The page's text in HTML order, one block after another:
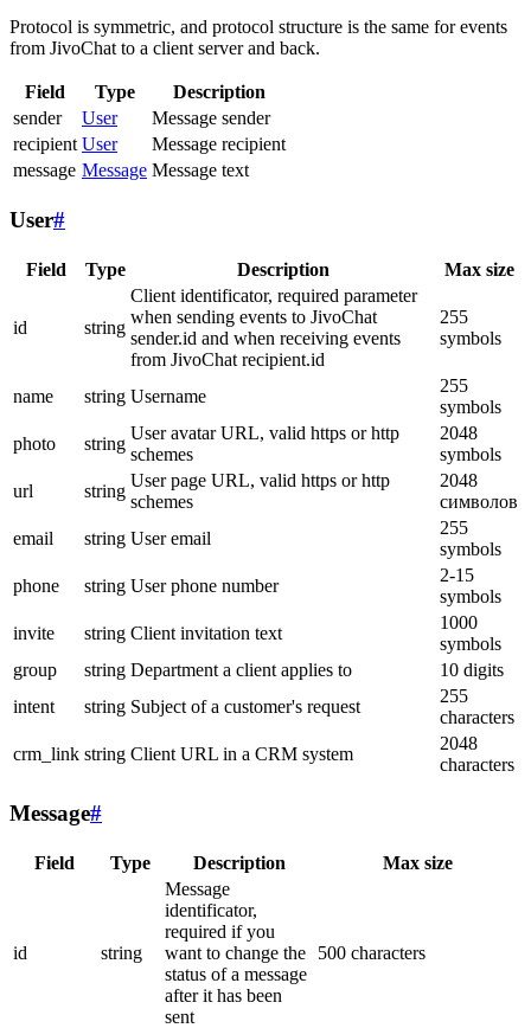
Protocol is symmetric, and protocol structure is the same for events
from JivoChat to a client server and back.
Field Type
Description
sender
User
Message sender
recipient User
Message recipient
message Message Message text
User#
Field Type Description Max size
id string
Client identificator, required parameter
when sending events to JivoChat
sender.id and when receiving events
from JivoChat recipient.id
255
symbols
name string Username
255
symbols
photo
string
User avatar URL, valid https or http
schemes
2048
symbols
url
string
User page URL, valid https or http
schemes
2048
символов
email
string User email
255
symbols
phone
string User phone number
2-15
symbols
invite
string Client invitation text
1000
symbols
group
string Department a client applies to
10 digits
intent
string Subject of a customer's request
255
characters
crm_link string Client URL in a CRM system
2048
characters
Message#
Field Type Description Max size
id string
Message
identificator,
required if you
want to change the
status of a message
after it has been
sent
500 characters